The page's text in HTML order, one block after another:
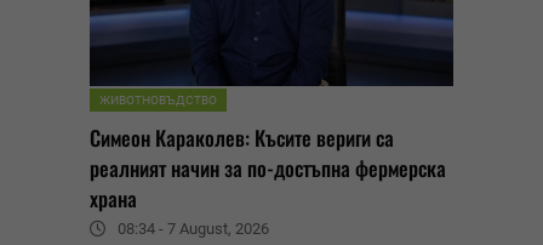
ЖИВОТНОВЪДСТВО
Симеон Караколев: Късите вериги са
реалният начин за по-достъпна фермерска
храна
08:34 - 7 August, 2026